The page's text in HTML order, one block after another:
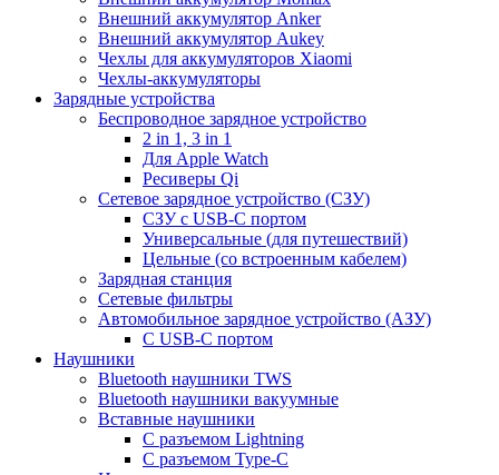
Внешний аккумулятор Anker
Внешний аккумулятор Aukey
Чехлы для аккумуляторов Xiaomi
Чехлы-аккумуляторы
Зарядные устройства
Беспроводное зарядное устройство
2 in 1, 3 in 1
Для Apple Watch
Ресиверы Qi
Сетевое зарядное устройство (СЗУ)
СЗУ с USB-C портом
Универсальные (для путешествий)
Цельные (со встроенным кабелем)
Зарядная станция
Сетевые фильтры
Автомобильное зарядное устройство (АЗУ)
C USB-C портом
Наушники
Bluetooth наушники TWS
Bluetooth наушники вакуумные
Вставные наушники
C разъемом Lightning
C разъемом Type-C